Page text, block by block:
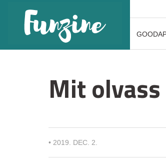
Mit
• 2019. DEC. 2.